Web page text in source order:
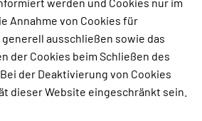
Annahme von Cookies für
ausschließen sowie das
der Cookies beim Schließen des
der Deaktivierung von Cookies
dieser Website eingeschränkt sein.